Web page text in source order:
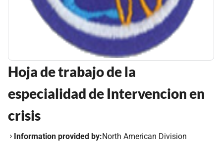
Hoja de trabajo de la
especialidad de Intervencion en
crisis
Information provided by:North American Division